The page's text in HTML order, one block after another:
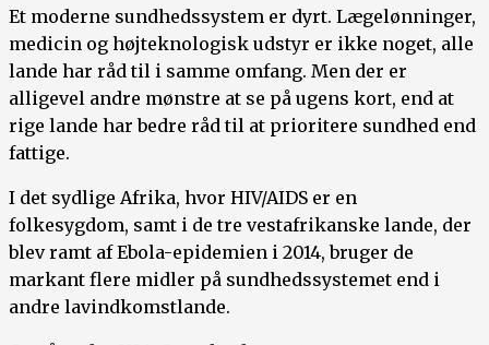
Et moderne sundhedssystem er dyrt. Lægelønninger,
medicin og højteknologisk udstyr er ikke noget, alle
lande har råd til i samme omfang. Men der er
alligevel andre mønstre at se på ugens kort, end at
rige lande har bedre råd til at prioritere sundhed end
fattige.
I det sydlige Afrika, hvor HIV/AIDS er en
folkesygdom, samt i de tre vestafrikanske lande, der
blev ramt af Ebola-epidemien i 2014, bruger de
markant flere midler på sundhedssystemet end i
andre lavindkomstlande.